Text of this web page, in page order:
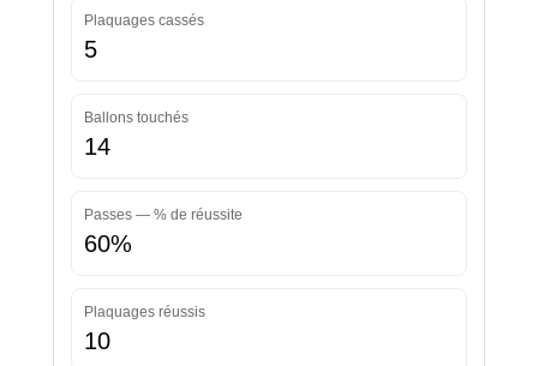
Plaquages cassés
5
Ballons touchés
14
Passes — % de réussite
60%
Plaquages réussis
10